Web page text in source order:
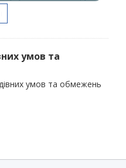
умов та
умов та обмежень